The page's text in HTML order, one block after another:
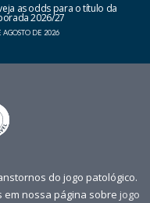
as odds para o título da
2026/27
AGOSTO DE 2026
do jogo patológico.
em nossa página sobre jogo